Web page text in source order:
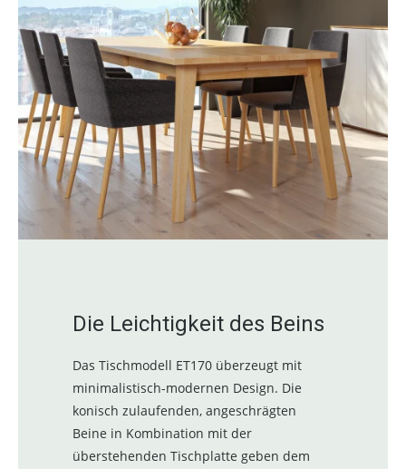
Die Leichtigkeit des Beins
Das Tischmodell ET170 überzeugt mit
minimalistisch-modernen Design. Die
konisch zulaufenden, angeschrägten
Beine in Kombination mit der
überstehenden Tischplatte geben dem